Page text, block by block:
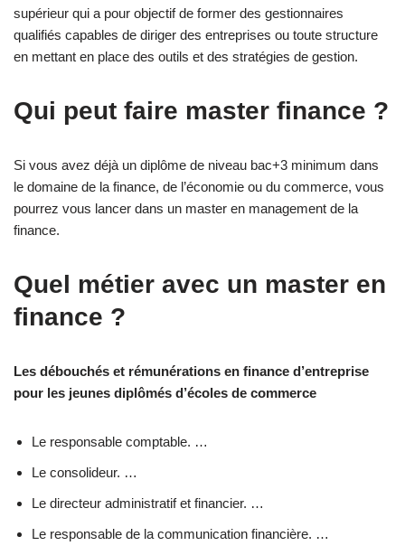
supérieur qui a pour objectif de former des gestionnaires
qualifiés capables de diriger des entreprises ou toute structure
en mettant en place des outils et des stratégies de gestion.
Qui peut faire master finance ?
Si vous avez déjà un diplôme de niveau bac+3 minimum dans
le domaine de la finance, de l’économie ou du commerce, vous
pourrez vous lancer dans un master en management de la
finance.
Quel métier avec un master en
finance ?
Les débouchés et rémunérations en finance d’entreprise
pour les jeunes diplômés d’écoles de commerce
Le responsable comptable. …
Le consolideur. …
Le directeur administratif et financier. …
Le responsable de la communication financière. …